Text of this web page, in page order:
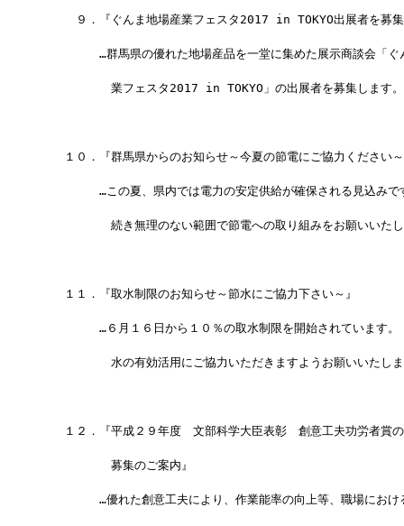
９．『ぐんま地場産業フェスタ2017 in TOKYO出展者を募集
…群馬県の優れた地場産品を一堂に集めた展示商談会「ぐ
業フェスタ2017 in TOKYO」の出展者を募集します。
１０．『群馬県からのお知らせ～今夏の節電にご協力ください
…この夏、県内では電力の安定供給が確保される見込みで
続き無理のない範囲で節電への取り組みをお願いいたし
１１．『取水制限のお知らせ～節水にご協力下さい～』
…６月１６日から１０％の取水制限を開始されています。
水の有効活用にご協力いただきますようお願いいたしま
１２．『平成２９年度　文部科学大臣表彰　創意工夫功労者賞
募集のご案内』
…優れた創意工夫により、作業能率の向上等、職場におけ